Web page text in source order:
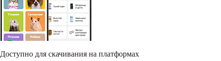
Доступно для скачивания на платформах